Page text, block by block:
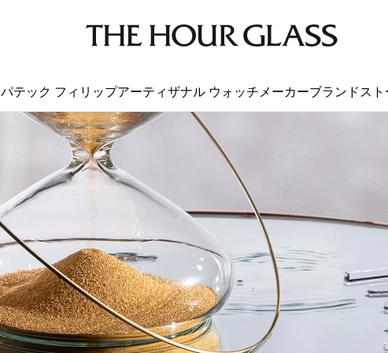
パテック フィリップアーティザナル ウォッチメーカーブランドス